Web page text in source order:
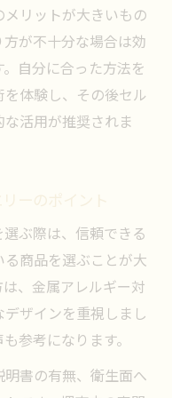
リットが大きいもの
が不十分な場合は効
自分に合った方法を
体験し、その後セル
活用が推奨されま
ーのポイント
ぶ際は、信頼できる
商品を選ぶことが大
、金属アレルギー対
ザインを重視しまし
参考になります。
書の有無、衛生面へ